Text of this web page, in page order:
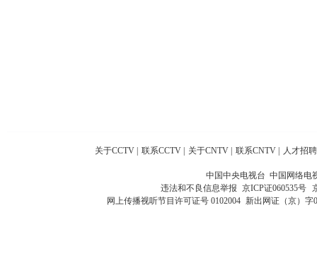
关于CCTV | 联系CCTV | 关于CNTV | 联系CNTV | 人才招聘
中国中央电视台 中国网络电
违法和不良信息举报 京ICP证060535号
网上传播视听节目许可证号 0102004 新出网证（京）